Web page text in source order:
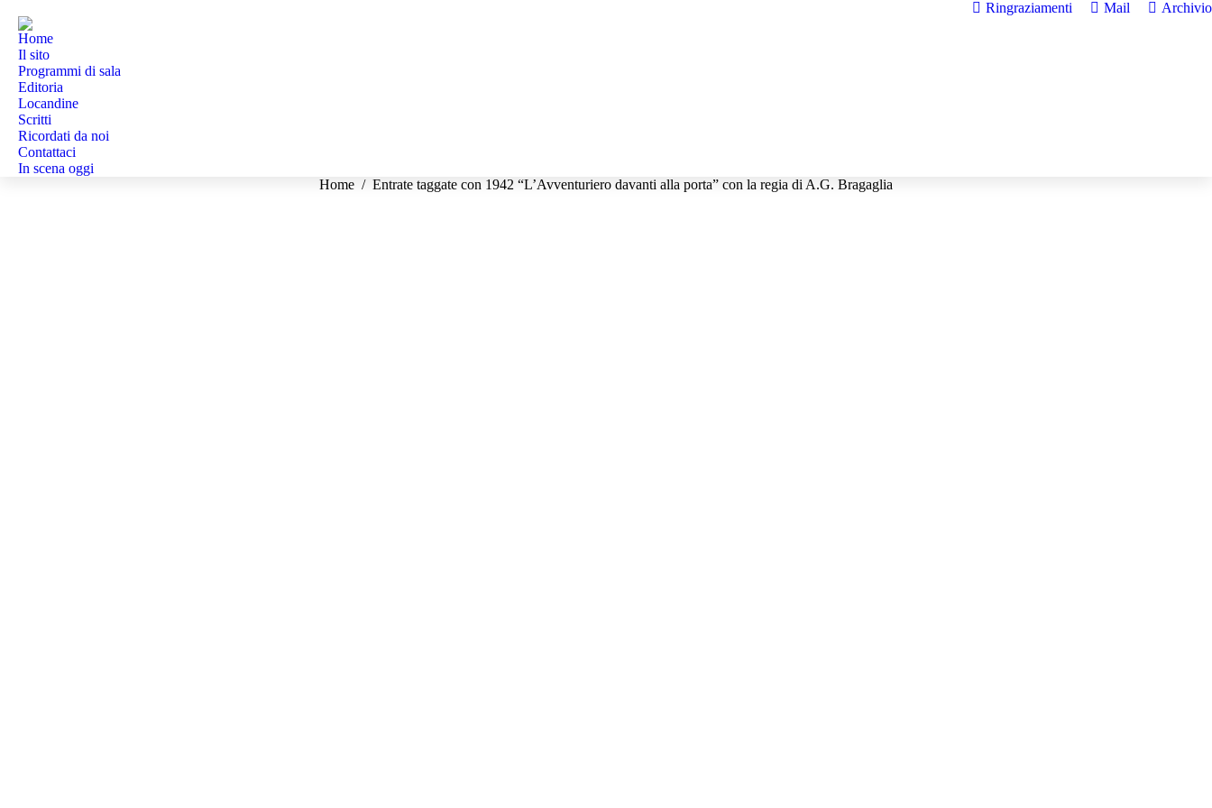
Ringraziamenti Mail
Archivio
Home
Il sito
Programmi di sala
Editoria
Locandine
Scritti
Ricordati da noi
Contattaci
In scena oggi
Tu sei qui:
Home Entrate taggate con 1942 “L’Avventuriero davanti alla porta” con la regia di A.G. Bragaglia